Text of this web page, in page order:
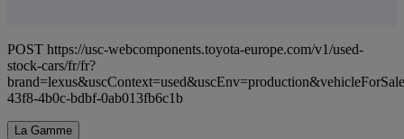
POST https://usc-webcomponents.toyota-europe.com/v1/used-
stock-cars/fr/fr?
43f8-4b0c-bdbf-0ab013fb6c1b
La Gamme